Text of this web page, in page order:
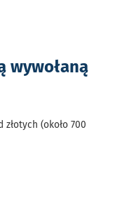
wywołaną
(około 700